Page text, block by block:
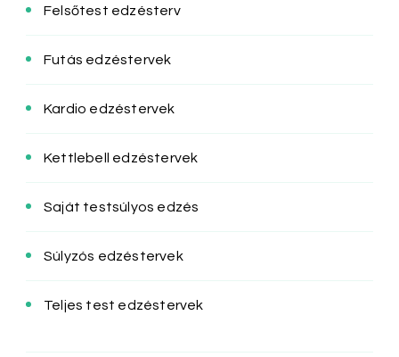
Felsőtest edzésterv
Futás edzéstervek
Kardio edzéstervek
Kettlebell edzéstervek
Saját testsúlyos edzés
Súlyzós edzéstervek
Teljes test edzéstervek